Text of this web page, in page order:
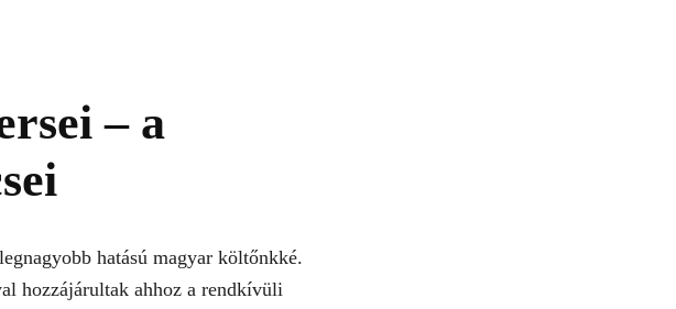
– a
hatású magyar költőnkké.
hozzájárultak ahhoz a rendkívüli